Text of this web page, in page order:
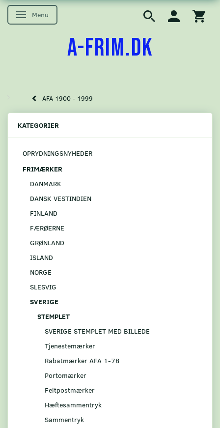
Skifte navigation
Menu
A-FRIM.DK
AFA 1900 - 1999
KATEGORIER
OPRYDNINGSNYHEDER
FRIMÆRKER
DANMARK
DANSK VESTINDIEN
FINLAND
FÆRØERNE
GRØNLAND
ISLAND
NORGE
SLESVIG
SVERIGE
STEMPLET
SVERIGE STEMPLET MED BILLEDE
Tjenestemærker
Rabatmærker AFA 1-78
Portomærker
Feltpostmærker
Hæftesammentryk
Sammentryk